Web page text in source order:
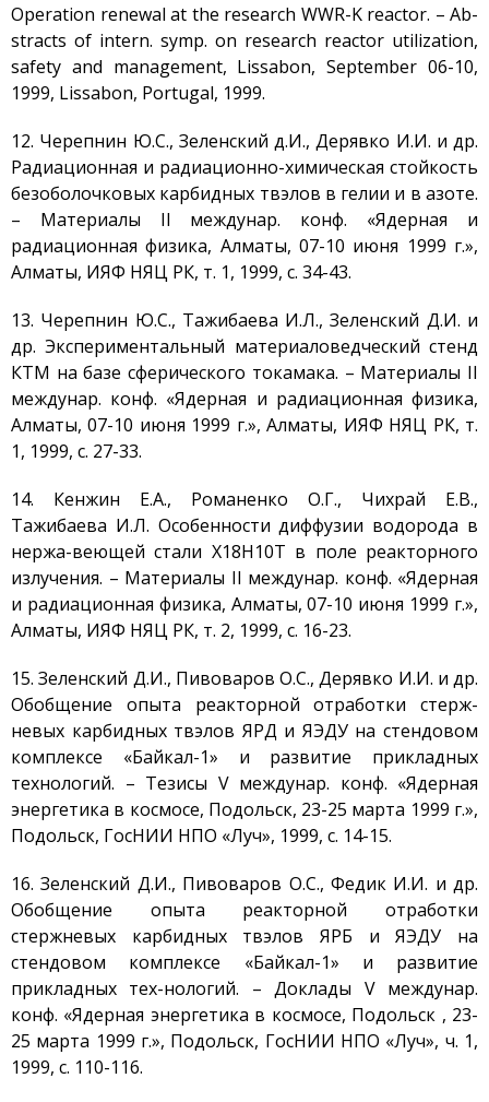
Operation renewal at the research WWR-K reactor. – Ab-
stracts of intern. symp. on research reactor utilization,
safety and management, Lissаbon, September 06-10,
1999, Lissаbon, Portugal, 1999.
12. Черепнин Ю.С., Зеленский д.И., Дерявко И.И. и др.
Радиационная и радиационно-химическая стойкость
безоболочковых карбидных твэлов в гелии и в азоте.
– Материалы II междунар. конф. «Ядерная и
радиационная физика, Алматы, 07-10 июня 1999 г.»,
Алматы, ИЯФ НЯЦ РК, т. 1, 1999, с. 34-43.
13. Черепнин Ю.С., Тажибаева И.Л., Зеленский Д.И. и
др. Экспериментальный материаловедческий стенд
КТМ на базе сферического токамака. – Материалы II
междунар. конф. «Ядерная и радиационная физика,
Алматы, 07-10 июня 1999 г.», Алматы, ИЯФ НЯЦ РК, т.
1, 1999, с. 27-33.
14. Кенжин Е.А., Романенко О.Г., Чихрай Е.В.,
Тажибаева И.Л. Особенности диффузии водорода в
нержа-веющей стали Х18Н10Т в поле реакторного
излучения. – Материалы II междунар. конф. «Ядерная
и радиационная физика, Алматы, 07-10 июня 1999 г.»,
Алматы, ИЯФ НЯЦ РК, т. 2, 1999, с. 16-23.
15. Зеленский Д.И., Пивоваров О.С., Дерявко И.И. и др.
Обобщение опыта реакторной отработки стерж-
невых карбидных твэлов ЯРД и ЯЭДУ на стендовом
комплексе «Байкал-1» и развитие прикладных
технологий. – Тезисы V междунар. конф. «Ядерная
энергетика в космосе, Подольск, 23-25 марта 1999 г.»,
Подольск, ГосНИИ НПО «Луч», 1999, с. 14-15.
16. Зеленский Д.И., Пивоваров О.С., Федик И.И. и др.
Обобщение опыта реакторной отработки
стержневых карбидных твэлов ЯРБ и ЯЭДУ на
стендовом комплексе «Байкал-1» и развитие
прикладных тех-нологий. – Доклады V междунар.
конф. «Ядерная энергетика в космосе, Подольск , 23-
25 марта 1999 г.», Подольск, ГосНИИ НПО «Луч», ч. 1,
1999, с. 110-116.